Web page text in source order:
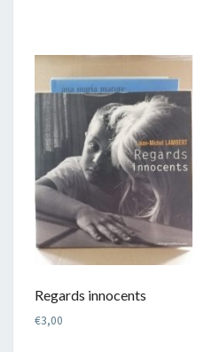
Regards innocents
€3,00